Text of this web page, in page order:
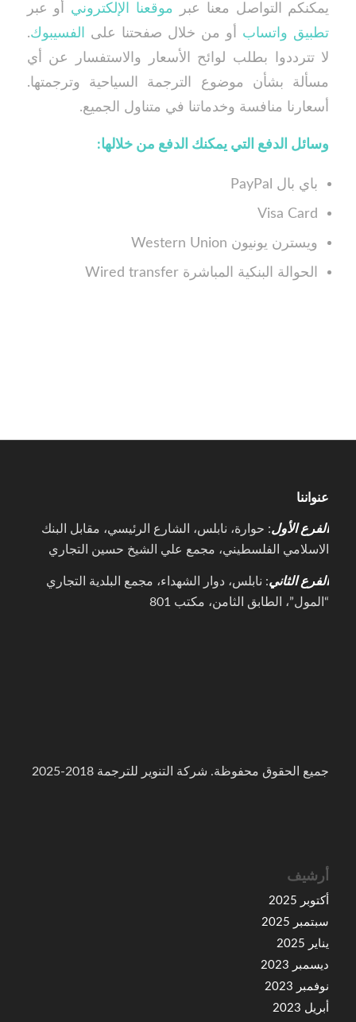
يمكنكم التواصل معنا عبر موقعنا الإلكتروني أو عبر
تطبيق واتساب أو من خلال صفحتنا على الفسيبوك.
لا تترددوا بطلب لوائح الأسعار والاستفسار عن أي
مسألة بشأن موضوع الترجمة السياحية وترجمتها.
أسعارنا منافسة وخدماتنا في متناول الجميع.
وسائل الدفع التي يمكنك الدفع من خلالها:
باي بال PayPal
Visa Card
ويسترن يونيون Western Union
الحوالة البنكية المباشرة Wired transfer
عنواننا
الفرع الأول: حوارة، نابلس، الشارع الرئيسي، مقابل البنك
الاسلامي الفلسطيني، مجمع علي الشيخ حسين التجاري
الفرع الثاني: نابلس، دوار الشهداء، مجمع البلدية التجاري
“المول”، الطابق الثامن، مكتب 801
جميع الحقوق محفوظة. شركة التنوير للترجمة 2018-2025
أرشيف
أكتوبر 2025
سبتمبر 2025
يناير 2025
ديسمبر 2023
نوفمبر 2023
أبريل 2023